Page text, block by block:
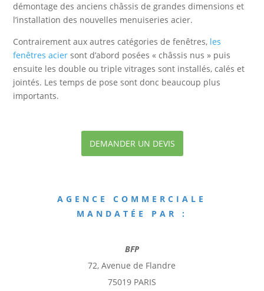
démontage des anciens châssis de grandes dimensions et
l’installation des nouvelles menuiseries acier.
Contrairement aux autres catégories de fenêtres, les
fenêtres acier sont d’abord posées « châssis nus » puis
ensuite les double ou triple vitrages sont installés, calés et
jointés. Les temps de pose sont donc beaucoup plus
importants.
DEMANDER UN DEVIS
AGENCE COMMERCIALE
MANDATÉE PAR :
BFP
72, Avenue de Flandre
75019 PARIS